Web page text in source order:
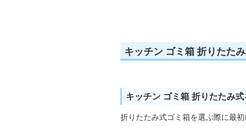
キッチン ゴミ箱 折りたた
キッチン ゴミ箱 折りたたみ
折りたたみ式ゴミ箱を選ぶ際に最